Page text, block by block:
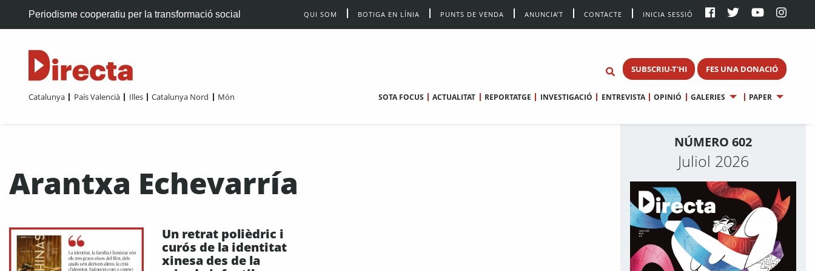
Periodisme cooperatiu per la transformació social QUI SOM BOTIGA EN LÍNIA PUNTS DE VENDA ANUNCIA’T CONTACTE INICIA SESSIÓ
SUBSCRIU-T'HI FES UNA DONACIÓ
Catalunya País Valencià Illes Catalunya Nord Món SOTA FOCUS ACTUALITAT REPORTATGE INVESTIGACIÓ ENTREVISTA OPINIÓ GALERIES PAPER
Arantxa Echevarría
Un retrat polièdric i
curós de la identitat
xinesa des de la
NÚMERO 602
Juliol 2026